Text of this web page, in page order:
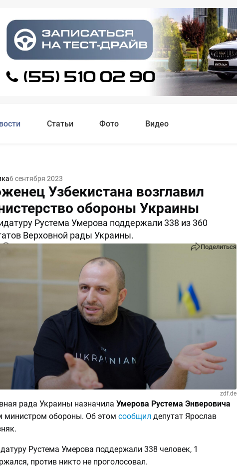
Статьи Фото Видео
6 сентября 2023
Узбекистана возглавил
обороны Украины
Рустема Умерова поддержали 338 из 360
Верховной рады Украины.
Поделиться
zdf.de
рада Украины назначила Умерова Рустема Энверовича
министром обороны. Об этом сообщил депутат Ярослав
Рустема Умерова поддержали 338 человек, 1
против никто не проголосовал.